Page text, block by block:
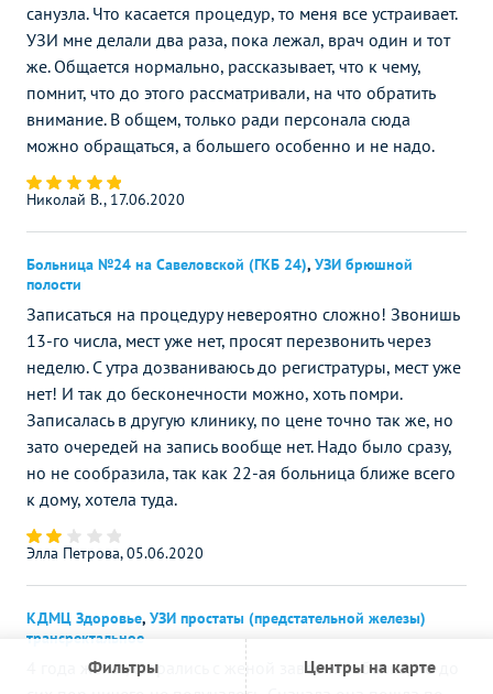
Фильтры Центры на карте
санузла. Что касается процедур, то меня все устраивает.
УЗИ мне делали два раза, пока лежал, врач один и тот
же. Общается нормально, рассказывает, что к чему,
помнит, что до этого рассматривали, на что обратить
внимание. В общем, только ради персонала сюда
можно обращаться, а большего особенно и не надо.
Николай В., 17.06.2020
Больница №24 на Савеловской (ГКБ 24), УЗИ брюшной
полости
Записаться на процедуру невероятно сложно! Звонишь
13-го числа, мест уже нет, просят перезвонить через
неделю. С утра дозваниваюсь до регистратуры, мест уже
нет! И так до бесконечности можно, хоть помри.
Записалась в другую клинику, по цене точно так же, но
зато очередей на запись вообще нет. Надо было сразу,
но не сообразила, так как 22-ая больница ближе всего
к дому, хотела туда.
Элла Петрова, 05.06.2020
КДМЦ Здоровье, УЗИ простаты (предстательной железы)
трансректальное
4 года женат, старались с женой завести ребенка, но до